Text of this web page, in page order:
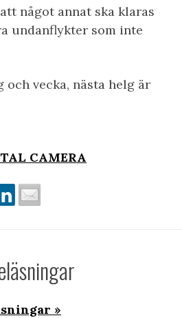
något annat ska klaras
undanflykter som inte
och vecka, nästa helg är